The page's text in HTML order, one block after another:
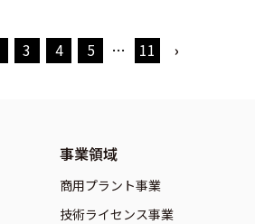
3 4 5 … 11 ›
事業領域
商用プラント事業
技術ライセンス事業